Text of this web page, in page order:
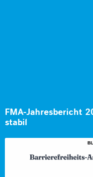
FMA-Jahresbericht
stabil